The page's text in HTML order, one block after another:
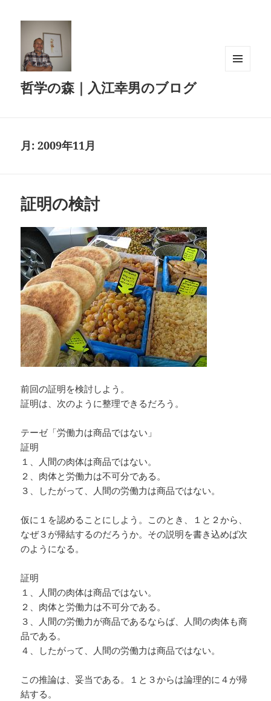
哲学の森｜入江幸男のブログ
月:2009年11月
証明の検討
前回の証明を検討しよう。
証明は、次のように整理できるだろう。
テーゼ「労働力は商品ではない」
証明
１、人間の肉体は商品ではない。
２、肉体と労働力は不可分である。
３、したがって、人間の労働力は商品ではない。
仮に１を認めることにしよう。このとき、１と２から、
なぜ３が帰結するのだろうか。その説明を書き込めば次
のようになる。
証明
１、人間の肉体は商品ではない。
２、肉体と労働力は不可分である。
３、人間の労働力が商品であるならば、人間の肉体も商
品である。
４、したがって、人間の労働力は商品ではない。
この推論は、妥当である。１と３からは論理的に４が帰
結する。